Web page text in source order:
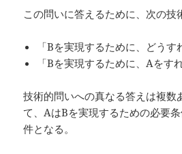
この問いに答えるために、次の技
「Bを実現するために、どうす
「Bを実現するために、Aをす
技術的問いへの真なる答えは複数
て、AはBを実現するための必要
件となる。